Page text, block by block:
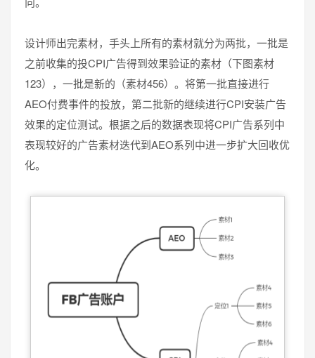
设计师出完素材，手头上所有的素材就分为两批，一批是
之前收集的投CPI广告得到效果验证的素材（下图素材
123），一批是新的（素材456）。将第一批直接进行
AEO付费事件的投放，第二批新的继续进行CPI安装广告
效果的定位测试。根据之后的数据表现将CPI广告系列中
表现较好的广告素材迭代到AEO系列中进一步扩大回收优
化。